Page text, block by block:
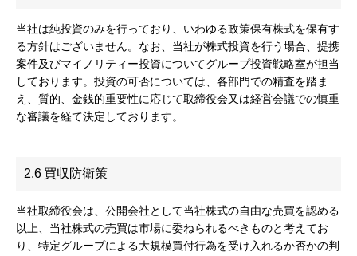
当社は純投資のみを行っており、いわゆる政策保有株式を保有す
る方針はございません。なお、当社が株式投資を行う場合、提携
案件及びマイノリティー投資についてグループ投資戦略室が担当
しております。投資の可否については、各部門での精査を踏ま
え、質的、金銭的重要性に応じて取締役会又は経営会議での慎重
な審議を経て決定しております。
2.6 買収防衛策
当社取締役会は、公開会社として当社株式の自由な売買を認める
以上、当社株式の売買は市場に委ねられるべきものと考えてお
り、特定グループによる大規模買付行為を受け入れるか否かの判